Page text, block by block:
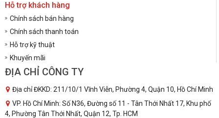
Hỗ trợ khách hàng
Chính sách bán hàng
Chính sách thanh toán
Hỗ trợ kỹ thuật
Khuyến mãi
ĐỊA CHỈ CÔNG TY
Địa chỉ ĐKKD: 211/10/1 Vĩnh Viễn, Phường 4, Quận 10, Hồ Chí Minh
VP. Hồ Chí Minh: Số N36, Đường số 11 - Tân Thới Nhất 17, Khu phố
4, Phường Tân Thới Nhất, Quận 12, Tp. HCM